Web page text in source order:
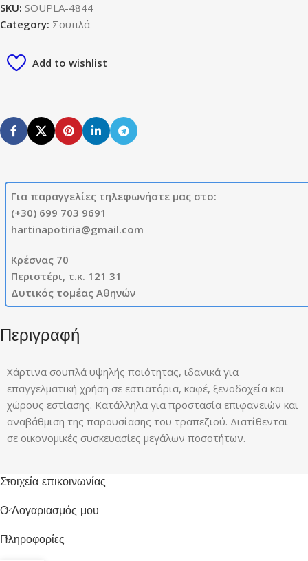
SKU: SOUPLA-4844
Category: Σουπλά
Add to wishlist
Για παραγγελίες τηλεφωνήστε μας στο:
(+30) 699 703 9691
hartinapotiria@gmail.com
Κρέσνας 70
Περιστέρι, τ.κ. 121 31
Δυτικός τομέας Αθηνών
Περιγραφή
Χάρτινα σουπλά υψηλής ποιότητας, ιδανικά για
επαγγελματική χρήση σε εστιατόρια, καφέ, ξενοδοχεία και
χώρους εστίασης. Κατάλληλα για προστασία επιφανειών και
αναβάθμιση της παρουσίασης του τραπεζιού. Διατίθενται
σε οικονομικές συσκευασίες μεγάλων ποσοτήτων.
Στοιχεία επικοινωνίας
Ο Λογαριασμός μου
Πληροφορίες